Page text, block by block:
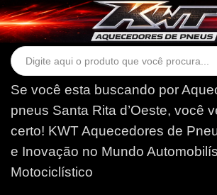
Search
Se você esta buscando por
pneus Santa Rita d’Oeste, você
certo! KWT Aquecedores de
e Inovação no Mundo
Motociclístico